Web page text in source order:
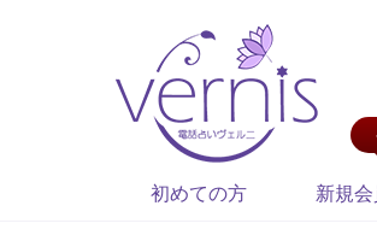
初めての方 新規